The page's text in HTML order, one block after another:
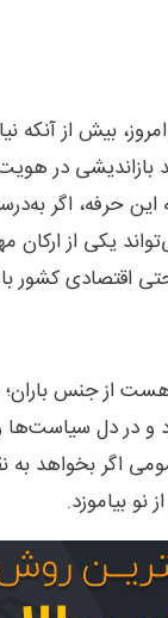
بیش از آنکه
بازاندیشی در
این حرفه، اگر
یکی از ارکان
اقتصادی کشور
از جنس باران؛
و در دل سیاست‌ها
اگر بخواهد
نو بیاموزد.